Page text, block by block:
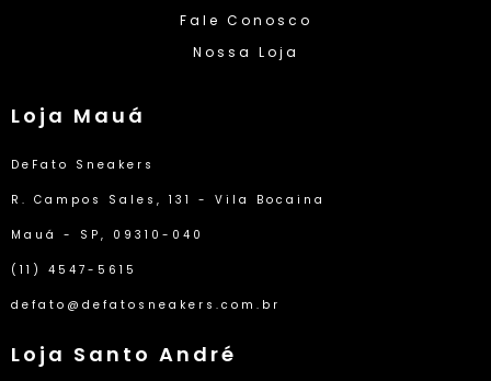
Fale Conosco
Nossa Loja
Loja Mauá
DeFato Sneakers
R. Campos Sales, 131 - Vila Bocaina
Mauá - SP, 09310-040
(11) 4547-5615
defato@defatosneakers.com.br
Loja Santo André